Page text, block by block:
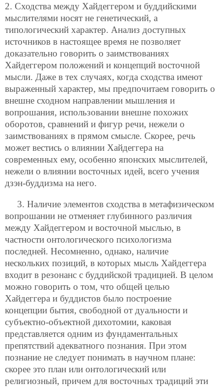
2. Сходства между Хайдеггером и буддийскими
мыслителями носят не генетический, а
типологический характер. Анализ доступных
источников в настоящее время не позволяет
доказательно говорить о заимствованиях
Хайдеггером положений и концепций восточной
мысли. Даже в тех случаях, когда сходства имеют
выраженный характер, мы предпочитаем говорить о
внешне сходном направлении мышления и
вопрошания, использовании внешне похожих
оборотов, сравнений и фигур речи, нежели о
заимствованиях в прямом смысле. Скорее, речь
может вестись о влиянии Хайдеггера на
современных ему, особенно японских мыслителей,
нежели о влиянии восточных идей, всего учения
дзэн-буддизма на него.
3. Наличие элементов сходства в метафизическом
вопрошании не отменяет глубинного различия
между Хайдеггером и восточной мыслью, в
частности онтологического психологизма
последней. Несомненно, однако, наличие
нескольких позиций, в которых мысль Хайдеггера
входит в резонанс с буддийской традицией. В целом
можно говорить о том, что общей целью
Хайдеггера и буддистов было построение
концепции бытия, свободной от дуальности и
субъектно-объектной дихотомии, каковая
представляется одним из фундаментальных
препятствий адекватного познания. При этом
познание не следует понимать в научном плане:
скорее это план или онтологический или
религиозный, причем для восточных традиций эти